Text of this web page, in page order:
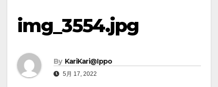
img_3554.jpg
By KariKari@Ippo
5月 17, 2022